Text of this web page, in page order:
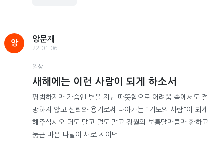
앙
앙문재
22.01.06
일상
새해에는 이런 사람이 되게 하소서
평범하지만 가슴엔 별을 지닌 따뜻함으로 어려움 속에서도 절
망하지 않고 신뢰와 용기로써 나아가는 "기도의 사람"이 되게
해주십시오 더도 말고 덜도 말고 정월의 보름달만큼만 환하고
둥근 마음 나날이 새로 지어먹...